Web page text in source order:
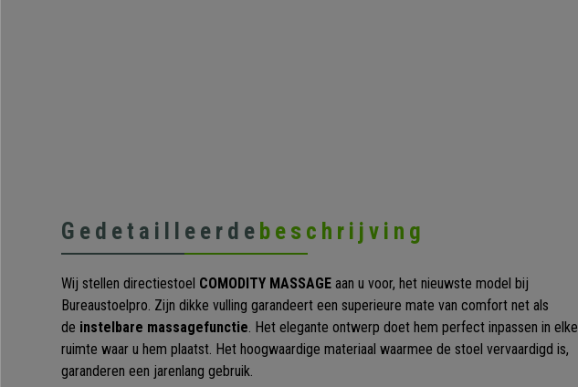
Gedetailleerde beschrijving
Wij stellen directiestoel COMODITY MASSAGE aan u voor, het nieuwste model bij
Bureaustoelpro. Zijn dikke vulling garandeert een superieure mate van comfort net als
de instelbare massagefunctie. Het elegante ontwerp doet hem perfect inpassen in elke
ruimte waar u hem plaatst. Het hoogwaardige materiaal waarmee de stoel vervaardigd is,
garanderen een jarenlang gebruik.